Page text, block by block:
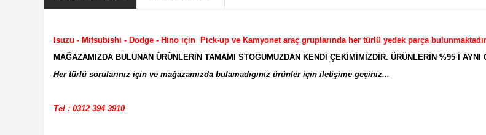
Isuzu - Mitsubishi - Dodge - Hino için Pick-up ve Kamyonet araç gruplarında her türlü yedek parça bulunmaktadır
MAĞAZAMIZDA BULUNAN ÜRÜNLERİN TAMAMI STOĞUMUZDAN KENDİ ÇEKİMİMİZDİR. ÜRÜNLERİN %95 İ AYNI
Her türlü sorularınız için ve mağazamızda bulamadıgınız ürünler için iletişime geçiniz...
Tel : 0312 394 3910